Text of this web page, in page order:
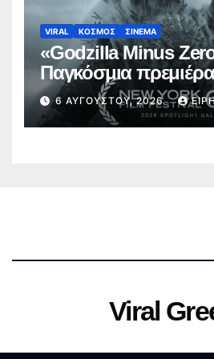
VIRAL ΚΟΣΜΟΣ ΣΙΝΕΜΑ
«Godzilla Minus
Παγκόσμια
Φεστιβάλ
Νέας Υόρκης (trailer)
6 ΑΥΓΟΎΣΤΟΥ, 2026
Viral